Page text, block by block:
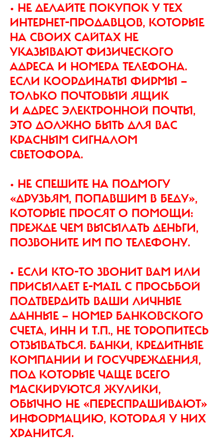
• НЕ ДЕЛАЙТЕ ПОКУПОК У ТЕХ
ИНТЕРНЕТ-ПРОДАВЦОВ, КОТОРЫЕ
НА СВОИХ САЙТАХ НЕ
УКАЗЫВАЮТ ФИЗИЧЕСКОГО
АДРЕСА И НОМЕРА ТЕЛЕФОНА.
ЕСЛИ КООРДИНАТЫ ФИРМЫ —
ТОЛЬКО ПОЧТОВЫЙ ЯЩИК
И АДРЕС ЭЛЕКТРОННОЙ ПОЧТЫ,
ЭТО ДОЛЖНО БЫТЬ ДЛЯ ВАС
КРАСНЫМ СИГНАЛОМ
СВЕТОФОРА.
• НЕ СПЕШИТЕ НА ПОДМОГУ
«ДРУЗЬЯМ, ПОПАВШИМ В БЕДУ»,
КОТОРЫЕ ПРОСЯТ О ПОМОЩИ:
ПРЕЖДЕ ЧЕМ ВЫСЫЛАТЬ ДЕНЬГИ,
ПОЗВОНИТЕ ИМ ПО ТЕЛЕФОНУ.
• ЕСЛИ КТО-ТО ЗВОНИТ ВАМ ИЛИ
ПРИСЫЛАЕТ Е-МAIL С ПРОСЬБОЙ
ПОДТВЕРДИТЬ ВАШИ ЛИЧНЫЕ
ДАННЫЕ — НОМЕР БАНКОВСКОГО
СЧЕТА, ИНН И Т.П., НЕ ТОРОПИТЕСЬ
ОТЗЫВАТЬСЯ. БАНКИ, КРЕДИТНЫЕ
КОМПАНИИ И ГОСУЧРЕЖДЕНИЯ,
ПОД КОТОРЫЕ ЧАЩЕ ВСЕГО
МАСКИРУЮТСЯ ЖУЛИКИ,
ОБЫЧНО НЕ «ПЕРЕСПРАШИВАЮТ»
ИНФОРМАЦИЮ, КОТОРАЯ У НИХ
ХРАНИТСЯ.